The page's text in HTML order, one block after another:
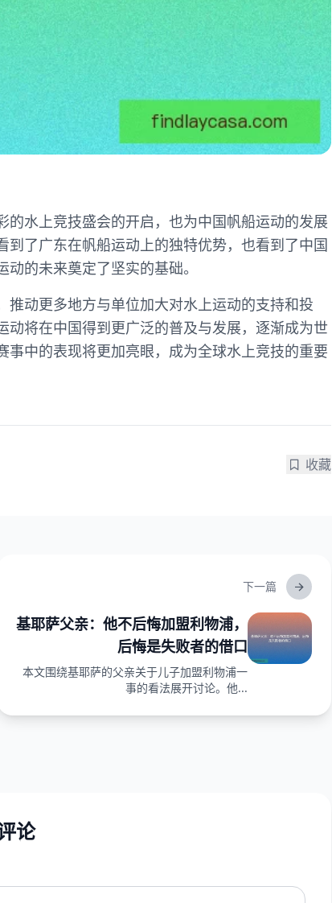
水上竞技盛会的开启，也为中国帆船运动的发展
了广东在帆船运动上的独特优势，也看到了中国
的未来奠定了坚实的基础。
动更多地方与单位加大对水上运动的支持和投
将在中国得到更广泛的普及与发展，逐渐成为世
中的表现将更加亮眼，成为全球水上竞技的重要
收藏
下一篇
基耶萨父亲：他不后悔加盟利物浦，
后悔是失败者的借口
本文围绕基耶萨的父亲关于儿子加盟利物浦一
事的看法展开讨论。他...
论